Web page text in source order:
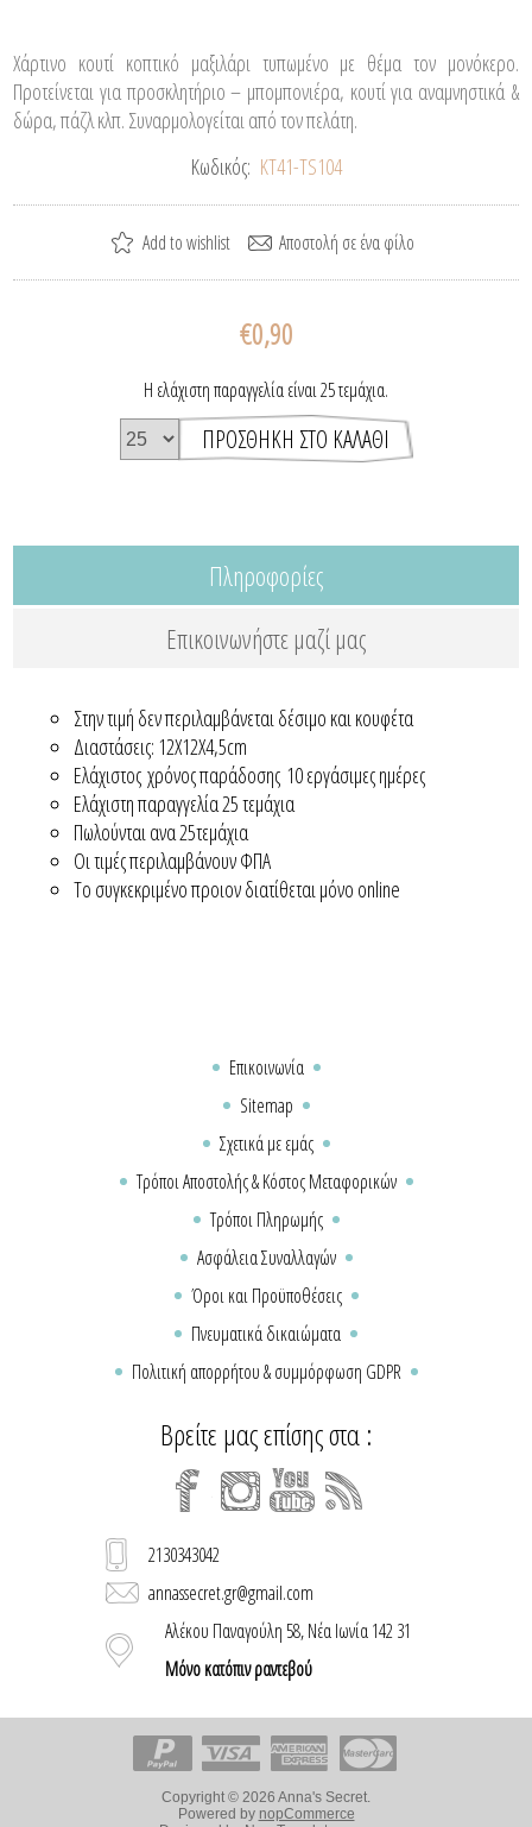
Χάρτινο κουτί κοπτικό μαξιλάρι τυπωμένο με θέμα τον μονόκερο.
Προτείνεται για προσκλητήριο – μπομπονιέρα, κουτί για αναμνηστικά &
δώρα, πάζλ κλπ. Συναρμολογείται από τον πελάτη.
Κωδικός: ΚΤ41-TS104
€0,90
Η ελάχιστη παραγγελία είναι 25 τεμάχια.
Πληροφορίες
Επικοινωνήστε μαζί μας
Στην τιμή δεν περιλαμβάνεται δέσιμο και κουφέτα
Διαστάσεις: 12Χ12Χ4,5cm
Ελάχιστος χρόνος παράδοσης 10 εργάσιμες ημέρες
Ελάχιστη παραγγελία 25 τεμάχια
Πωλούνται ανα 25τεμάχια
Οι τιμές περιλαμβάνουν ΦΠΑ
Το συγκεκριμένο προιον διατίθεται μόνο online
Επικοινωνία
Sitemap
Σχετικά με εμάς
Τρόποι Αποστολής & Κόστος Μεταφορικών
Τρόποι Πληρωμής
Ασφάλεια Συναλλαγών
Όροι και Προϋποθέσεις
Πνευματικά δικαιώματα
Πολιτική απορρήτου & συμμόρφωση GDPR
Βρείτε μας επίσης στα :
2130343042
annassecret.gr@gmail.com
Αλέκου Παναγούλη 58, Νέα Ιωνία 142 31
Μόνο κατόπιν ραντεβού
Copyright © 2026 Anna's Secret.
Powered by nopCommerce